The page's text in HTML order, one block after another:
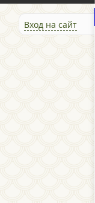
Вход на сайт